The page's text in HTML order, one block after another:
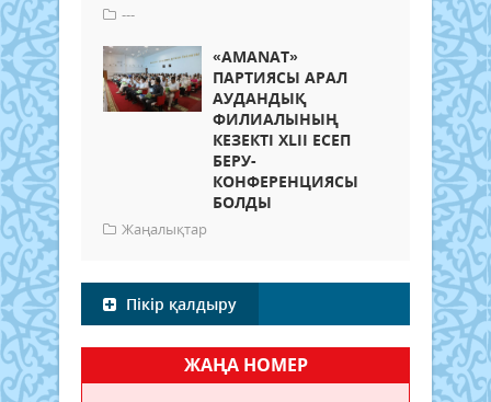
---
«AMANAT»
ПАРТИЯСЫ АРАЛ
АУДАНДЫҚ
ФИЛИАЛЫНЫҢ
КЕЗЕКТІ XLII ЕСЕП
БЕРУ-
КОНФЕРЕНЦИЯСЫ
БОЛДЫ
Жаңалықтар
Пікір қалдыру
ЖАҢА НОМЕР